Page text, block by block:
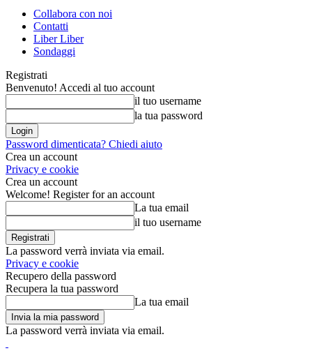
Collabora con noi
Contatti
Liber Liber
Sondaggi
Registrati
Benvenuto! Accedi al tuo account
il tuo username
la tua password
Password dimenticata? Chiedi aiuto
Crea un account
Privacy e cookie
Crea un account
Welcome! Register for an account
La tua email
il tuo username
La password verrà inviata via email.
Privacy e cookie
Recupero della password
Recupera la tua password
La tua email
La password verrà inviata via email.